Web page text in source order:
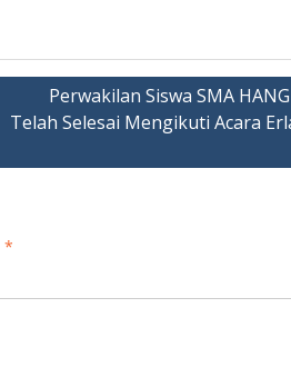
Perwakilan Siswa SMA
Telah Selesai Mengikuti Acara
*